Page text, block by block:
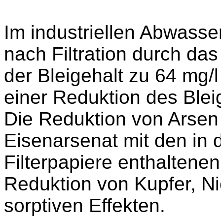
Im industriellen
nach Filtration durch
der Bleigehalt zu 64
einer Reduktion des
Die Reduktion von
Eisenarsenat mit den in
Filterpapiere
Reduktion von Kupfer,
sorptiven Effekten.